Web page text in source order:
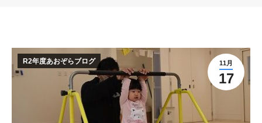
11月
17
R2年度あおぞらブログ